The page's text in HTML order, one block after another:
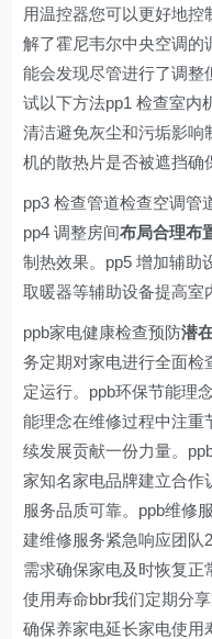
用温控器您可以更好地控
解了霍尼韦尔中央空调的
能会发现尽管进行了调整
试以下方法pp1 检查室内
清洁避免灰尘和污垢影响
机的散热片是否被遮挡确
pp3 检查管道检查空调管
pp4 调整房间布局合理布
制热效果。pp5 增加辅助
取暖器等辅助设备提高室
ppb家电健康检查预防潜
务定期对家电进行全面检
定运行。ppb环保节能理
能理念在维修过程中注重
续发展贡献一份力量。
家知名家电品牌建立合作
服务品质可靠。ppb维修
建维修服务紧急响应团队
需求确保家电及时恢复正
使用寿命bbr我们定期分
确保养家电延长家电使用